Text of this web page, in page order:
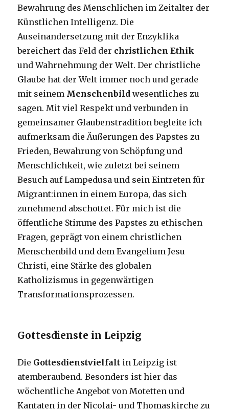
Bewahrung des Menschlichen im Zeitalter der
Künstlichen Intelligenz. Die
Auseinandersetzung mit der Enzyklika
bereichert das Feld der christlichen Ethik
und Wahrnehmung der Welt. Der christliche
Glaube hat der Welt immer noch und gerade
mit seinem Menschenbild wesentliches zu
sagen. Mit viel Respekt und verbunden in
gemeinsamer Glaubenstradition begleite ich
aufmerksam die Äußerungen des Papstes zu
Frieden, Bewahrung von Schöpfung und
Menschlichkeit, wie zuletzt bei seinem
Besuch auf Lampedusa und sein Eintreten für
Migrant:innen in einem Europa, das sich
zunehmend abschottet. Für mich ist die
öffentliche Stimme des Papstes zu ethischen
Fragen, geprägt von einem christlichen
Menschenbild und dem Evangelium Jesu
Christi, eine Stärke des globalen
Katholizismus in gegenwärtigen
Transformationsprozessen.
Gottesdienste in Leipzig
Die Gottesdienstvielfalt in Leipzig ist
atemberaubend. Besonders ist hier das
wöchentliche Angebot von Motetten und
Kantaten in der Nicolai- und Thomaskirche zu